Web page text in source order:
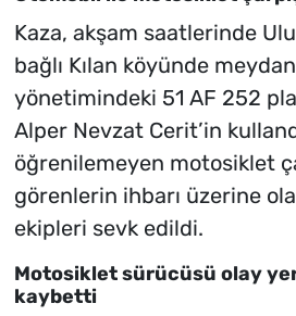
Kaza, akşam saatlerinde
bağlı Kılan köyünde
yönetimindeki 51 AF 252
Alper Nevzat Cerit’in
öğrenilemeyen motosiklet
görenlerin ihbarı üzerine
ekipleri sevk edildi.
Motosiklet sürücüsü olay
kaybetti